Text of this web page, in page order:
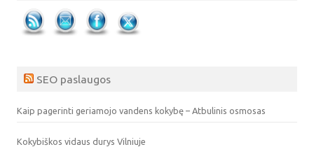
SEO paslaugos
Kaip pagerinti geriamojo vandens kokybę – Atbulinis osmosas
Kokybiškos vidaus durys Vilniuje